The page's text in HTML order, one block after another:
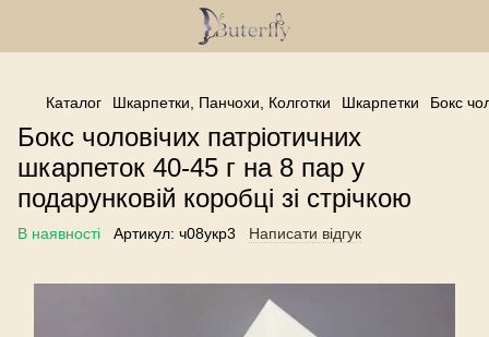
------------------------------------------------
Каталог Шкарпетки, Панчохи, Колготки Шкарпетки Бокс
Бокс чоловічих патріотичних
шкарпеток 40-45 г на 8 пар у
подарунковій коробці зі стрічкою
В наявності Артикул: ч08укр3 Написати відгук